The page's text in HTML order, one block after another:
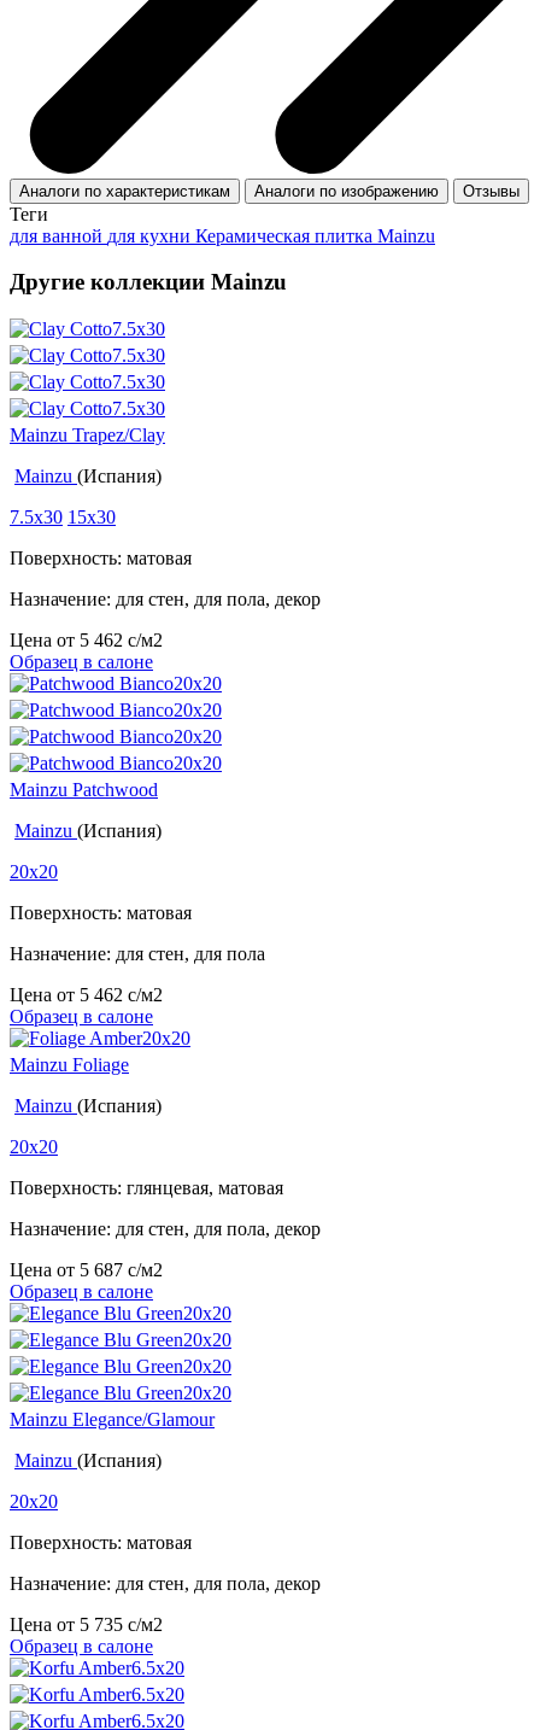
Аналоги по характеристикам Аналоги по изображению Отзывы
Теги
для ванной для кухни Керамическая плитка Mainzu
Другие коллекции Mainzu
Mainzu Trapez/Clay
Mainzu (Испания)
7.5x30 15x30
Поверхность: матовая
Назначение: для стен, для пола, декор
Цена от 5 462 c/м2
Образец в салоне
Mainzu Patchwood
Mainzu (Испания)
20x20
Поверхность: матовая
Назначение: для стен, для пола
Цена от 5 462 c/м2
Образец в салоне
Mainzu Foliage
Mainzu (Испания)
20x20
Поверхность: глянцевая, матовая
Назначение: для стен, для пола, декор
Цена от 5 687 c/м2
Образец в салоне
Mainzu Elegance/Glamour
Mainzu (Испания)
20x20
Поверхность: матовая
Назначение: для стен, для пола, декор
Цена от 5 735 c/м2
Образец в салоне